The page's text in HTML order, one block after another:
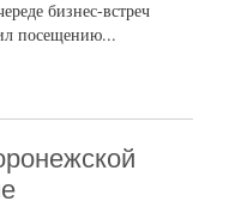
бизнес-встреч
посещению...